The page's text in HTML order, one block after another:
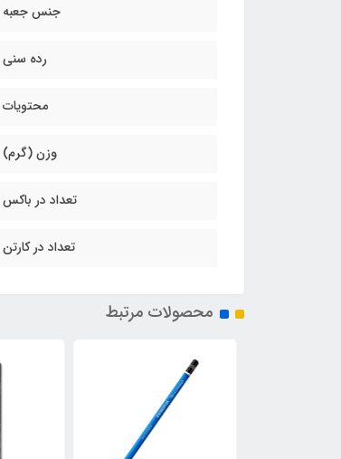
جنس جعبه
رده سنی
محتویات
وزن (گرم)
تعداد در باکس
تعداد در کارتن
محصولات مرتبط